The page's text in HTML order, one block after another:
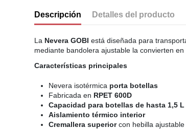
Descripción Detalles del producto
La Nevera GOBI está diseñada para
mediante bandolera ajustable la convierten
Características principales
Nevera isotérmica porta botellas
Fabricada en RPET 600D
Capacidad para botellas de hasta 1,5 L
Aislamiento térmico interior
Cremallera superiorcon hebilla ajustable